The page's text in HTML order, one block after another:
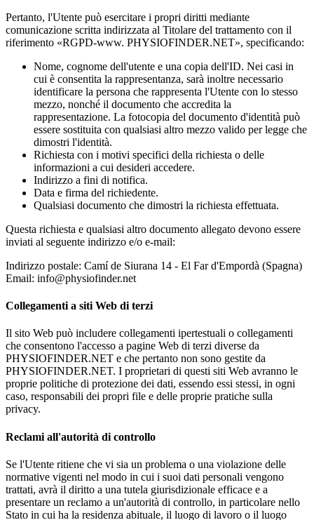
Pertanto, l'Utente può esercitare i propri diritti mediante
comunicazione scritta indirizzata al Titolare del trattamento con il
riferimento «RGPD-www. PHYSIOFINDER.NET», specificando:
Nome, cognome dell'utente e una copia dell'ID. Nei casi in
cui è consentita la rappresentanza, sarà inoltre necessario
identificare la persona che rappresenta l'Utente con lo stesso
mezzo, nonché il documento che accredita la
rappresentazione. La fotocopia del documento d'identità può
essere sostituita con qualsiasi altro mezzo valido per legge che
dimostri l'identità.
Richiesta con i motivi specifici della richiesta o delle
informazioni a cui desideri accedere.
Indirizzo a fini di notifica.
Data e firma del richiedente.
Qualsiasi documento che dimostri la richiesta effettuata.
Questa richiesta e qualsiasi altro documento allegato devono essere
inviati al seguente indirizzo e/o e-mail:
Indirizzo postale: Camí de Siurana 14 - El Far d'Empordà (Spagna)
Email: info@physiofinder.net
Collegamenti a siti Web di terzi
Il sito Web può includere collegamenti ipertestuali o collegamenti
che consentono l'accesso a pagine Web di terzi diverse da
PHYSIOFINDER.NET e che pertanto non sono gestite da
PHYSIOFINDER.NET. I proprietari di questi siti Web avranno le
proprie politiche di protezione dei dati, essendo essi stessi, in ogni
caso, responsabili dei propri file e delle proprie pratiche sulla
privacy.
Reclami all'autorità di controllo
Se l'Utente ritiene che vi sia un problema o una violazione delle
normative vigenti nel modo in cui i suoi dati personali vengono
trattati, avrà il diritto a una tutela giurisdizionale efficace e a
presentare un reclamo a un'autorità di controllo, in particolare nello
Stato in cui ha la residenza abituale, il luogo di lavoro o il luogo